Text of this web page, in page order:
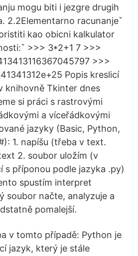
mogu biti i jezgre drugih
2.2Elementarno racunanjeˇ
kao obicni kalkulator
>>> 3*2+1 7 >>>
>>>
Popis kreslicí
knihovně Tkinter dnes
si práci s rastrovými
a víceřádkovými
jazyky (Basic, Python,
1. napíšu (třeba v text.
2. soubor uložím (v
s příponou podle jazyka .py)
spustím interpret
soubor načte, analyzuje a
pomalejší.
v tomto případě: Python je
jazyk, který je stále